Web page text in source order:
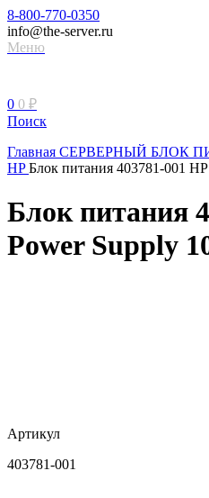
8-800-770-0350
info@the-server.ru
Меню
0 0 ₽
Поиск
Главная СЕРВЕРНЫЙ БЛОК
HPБлок питания 403781-001
Блок питания
Power Supply
Артикул
403781-001